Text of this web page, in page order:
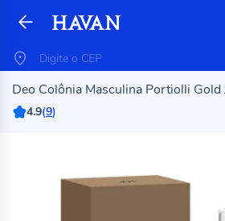
Deo Colônia Masculina Portiolli
4.9(9)